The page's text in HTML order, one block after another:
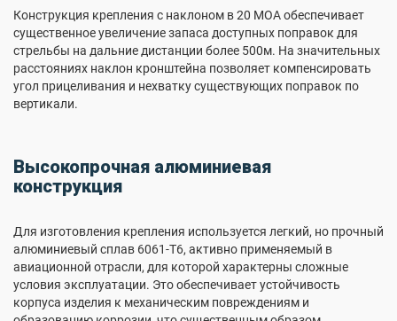
Конструкция крепления с наклоном в 20 MOA обеспечивает
существенное увеличение запаса доступных поправок для
стрельбы на дальние дистанции более 500м. На значительных
расстояниях наклон кронштейна позволяет компенсировать
угол прицеливания и нехватку существующих поправок по
вертикали.
Высокопрочная алюминиевая
конструкция
Для изготовления крепления используется легкий, но прочный
алюминиевый сплав 6061-Т6, активно применяемый в
авиационной отрасли, для которой характерны сложные
условия эксплуатации. Это обеспечивает устойчивость
корпуса изделия к механическим повреждениям и